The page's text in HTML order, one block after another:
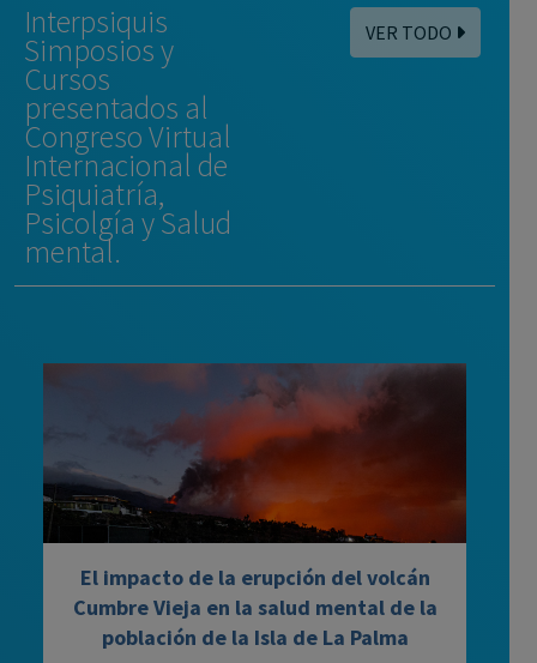
Interpsiquis
Simposios y
Cursos
presentados al
Congreso Virtual
Internacional de
Psiquiatría,
Psicolgía y Salud
mental.
VER TODO
El impacto de la erupción del volcán
Cumbre Vieja en la salud mental de la
población de la Isla de La Palma